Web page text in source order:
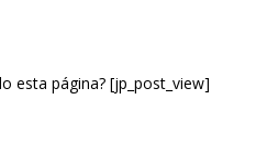
esta página? [jp_post_view]